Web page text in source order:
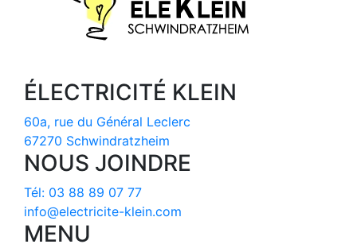
ÉLECTRICITÉ KLEIN
60a, rue du Général Leclerc
67270 Schwindratzheim
NOUS JOINDRE
Tél: 03 88 89 07 77
info@electricite-klein.com
MENU